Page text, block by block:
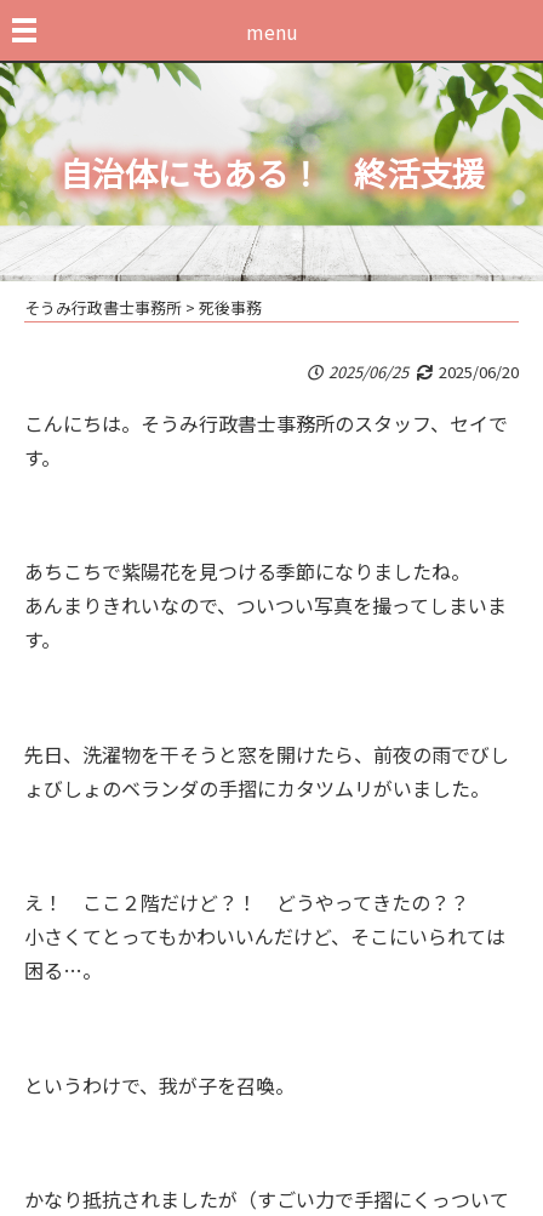
menu
自治体にもある！ 終活支援
そうみ行政書士事務所 > 死後事務
2025/06/25 2025/06/20
こんにちは。そうみ行政書士事務所のスタッフ、セイで
す。
あちこちで紫陽花を見つける季節になりましたね。
あんまりきれいなので、ついつい写真を撮ってしまいま
す。
先日、洗濯物を干そうと窓を開けたら、前夜の雨でびし
ょびしょのベランダの手摺にカタツムリがいました。
え！ ここ２階だけど？！ どうやってきたの？？
小さくてとってもかわいいんだけど、そこにいられては
困る…。
というわけで、我が子を召喚。
かなり抵抗されましたが（すごい力で手摺にくっついて